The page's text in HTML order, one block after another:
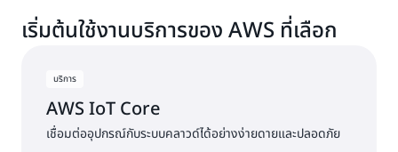
เริ่มต้นใช้งานบริการของ AWS ที่เลือก
บริการ
AWS IoT Core
เชื่อมต่ออุปกรณ์กับระบบคลาวด์ได้อย่างง่ายดายและปลอดภัย